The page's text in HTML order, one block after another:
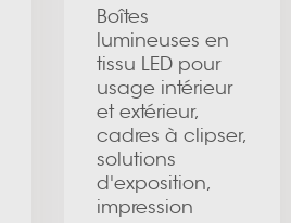
Boîtes
lumineuses en
tissu LED pour
usage intérieur
et extérieur,
cadres à clipser,
solutions
d'exposition,
impression